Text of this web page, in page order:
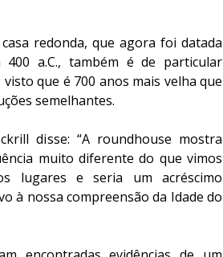
redonda, que agora foi datada
a.C., também é de particular
que é 700 anos mais velha que
semelhantes.
disse: “A roundhouse mostra
muito diferente do que vimos
lugares e seria um acréscimo
à nossa compreensão da Idade do